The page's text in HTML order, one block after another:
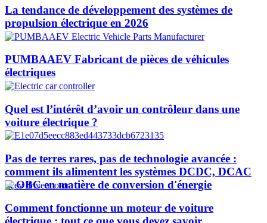
La tendance de développement des systèmes de
propulsion électrique en 2026
PUMBAAEV Fabricant de pièces de véhicules
électriques
Quel est l’intérêt d’avoir un contrôleur dans une
voiture électrique ?
Pas de terres rares, pas de technologie avancée :
comment ils alimentent les systèmes DCDC, DCAC
et OBC en matière de conversion d'énergie
Comment fonctionne un moteur de voiture